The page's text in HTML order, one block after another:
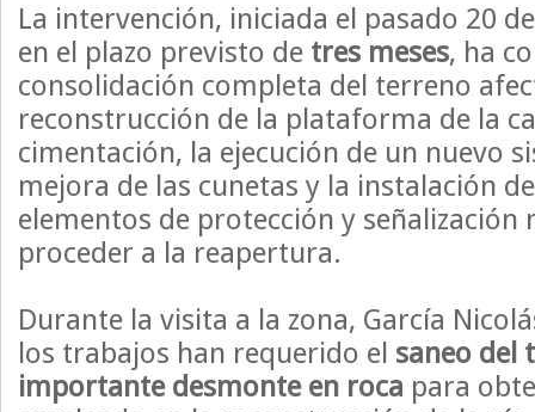
La intervención, iniciada el pasado 20
en el plazo previsto de tres meses, ha
consolidación completa del terreno
reconstrucción de la plataforma de la
cimentación, la ejecución de un nuevo
mejora de las cunetas y la instalación
elementos de protección y señalización
proceder a la reapertura.
Durante la visita a la zona, García
los trabajos han requerido el saneo del
importante desmonte en roca para